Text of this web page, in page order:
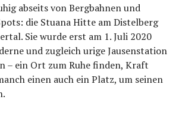
abseits von Bergbahnen und
die Stuana Hitte am Distelberg
Sie wurde erst am 1. Juli 2020
und zugleich urige Jausenstation
– ein Ort zum Ruhe finden, Kraft
einen auch ein Platz, um seinen
Hitte im Zillertal: ruhige